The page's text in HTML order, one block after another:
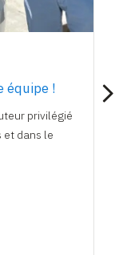
équipe !
privilégié
et dans le